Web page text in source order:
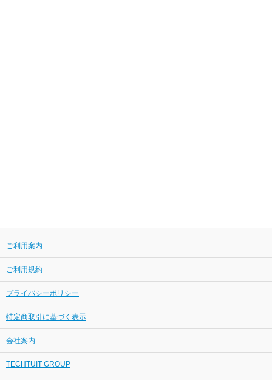
ご利用案内
ご利用規約
プライバシーポリシー
特定商取引に基づく表示
会社案内
TECHTUIT GROUP